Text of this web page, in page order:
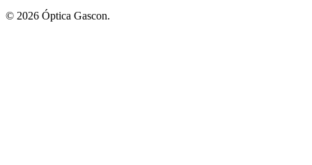
© 2026 Óptica Gascon.